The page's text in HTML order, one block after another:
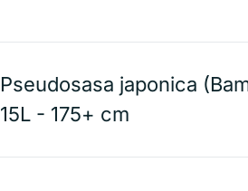
Pseudosasa japonica
15L - 175+ cm